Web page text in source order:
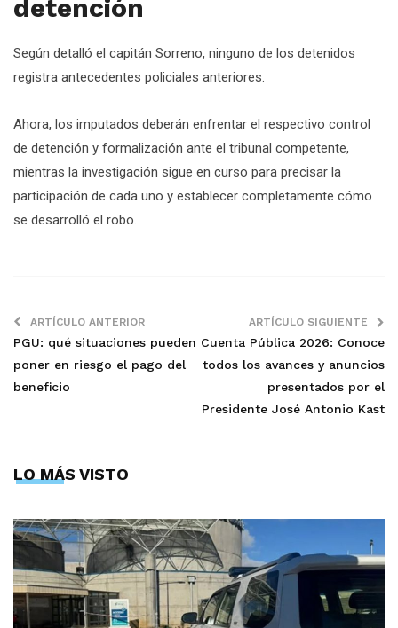
detención
Según detalló el capitán Sorreno, ninguno de los detenidos
registra antecedentes policiales anteriores.
Ahora, los imputados deberán enfrentar el respectivo control
de detención y formalización ante el tribunal competente,
mientras la investigación sigue en curso para precisar la
participación de cada uno y establecer completamente cómo
se desarrolló el robo.
ARTÍCULO ANTERIOR
PGU: qué situaciones pueden
poner en riesgo el pago del
beneficio
ARTÍCULO SIGUIENTE
Cuenta Pública 2026: Conoce
todos los avances y anuncios
presentados por el
Presidente José Antonio Kast
LO MÁS VISTO